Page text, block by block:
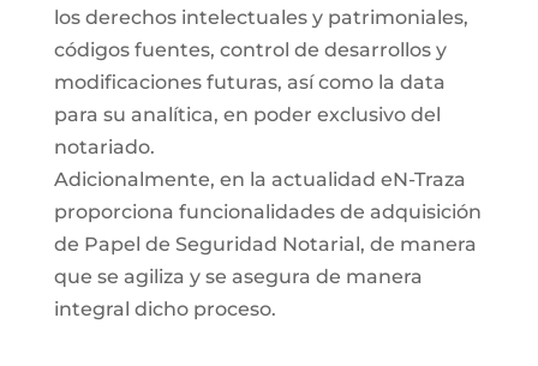
los derechos intelectuales y patrimoniales,
códigos fuentes, control de desarrollos y
modificaciones futuras, así como la data
para su analítica, en poder exclusivo del
notariado.
Adicionalmente, en la actualidad eN-Traza
proporciona funcionalidades de adquisición
de Papel de Seguridad Notarial, de manera
que se agiliza y se asegura de manera
integral dicho proceso.